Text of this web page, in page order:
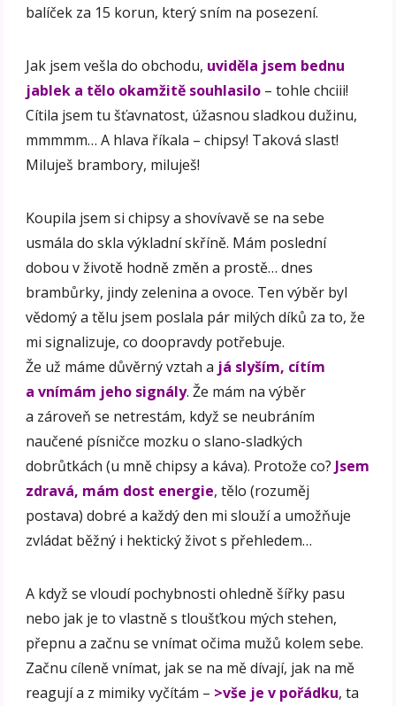
balíček za 15 korun, který sním na posezení.
Jak jsem vešla do obchodu, uviděla jsem bednu
jablek a tělo okamžitě souhlasilo – tohle chciii!
Cítila jsem tu šťavnatost, úžasnou sladkou dužinu,
mmmmm… A hlava říkala – chipsy! Taková slast!
Miluješ brambory, miluješ!
Koupila jsem si chipsy a shovívavě se na sebe
usmála do skla výkladní skříně. Mám poslední
dobou v životě hodně změn a prostě… dnes
brambůrky, jindy zelenina a ovoce. Ten výběr byl
vědomý a tělu jsem poslala pár milých díků za to, že
mi signalizuje, co doopravdy potřebuje.
Že už máme důvěrný vztah a já slyším, cítím
a vnímám jeho signály. Že mám na výběr
a zároveň se netrestám, když se neubráním
naučené písničce mozku o slano-sladkých
dobrůtkách (u mně chipsy a káva). Protože co? Jsem
zdravá, mám dost energie, tělo (rozuměj
postava) dobré a každý den mi slouží a umožňuje
zvládat běžný i hektický život s přehledem…
A když se vloudí pochybnosti ohledně šířky pasu
nebo jak je to vlastně s tloušťkou mých stehen,
přepnu a začnu se vnímat očima mužů kolem sebe.
Začnu cíleně vnímat, jak se na mě dívají, jak na mě
reagují a z mimiky vyčítám – >vše je v pořádku, ta